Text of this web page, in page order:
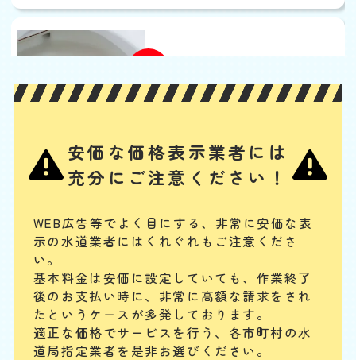
EB
限
合計 2,200円〜
管の破損、レバー・ボタンの故障、レバーとゴムフロートをつなぐチェ
ーンが切れている場合には、水が出ません。手に負えない場合は、専門
業者に連絡してください。
トイレタンクからの水漏
れ
3,000円 W
EB
限
定
割
引
2,200 円 0
合計 2,200
まず、止水栓を閉めて水の供給をストップします。タンク内のフロート
バルブやフラッシュバルブの動作確認、オーバーフロー管の水位を確
安価な価格表示業者には
充分にご注意ください！
WEB広告等でよく目にする、非常に安価な表
示の水道業者にはくれぐれもご注意くださ
い。
基本料金は安価に設定していても、作業終了
後のお支払い時に、 非常に高額な請求をされ
たというケースが多発しております。
適正な価格でサービスを行う、各市町村の水
道局指定業者を是非お選びください。